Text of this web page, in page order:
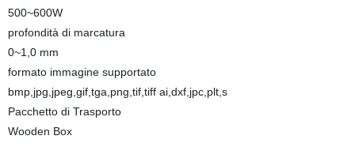
500~600W
profondità di marcatura
0~1,0 mm
formato immagine supportato
bmp,jpg,jpeg,gif,tga,png,tif,tiff ai,dxf,jpc,plt,s
Pacchetto di Trasporto
Wooden Box